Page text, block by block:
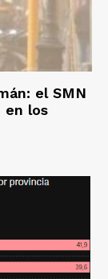
el SMN
en los